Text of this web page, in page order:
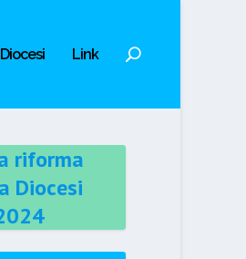
Link
riforma
Diocesi